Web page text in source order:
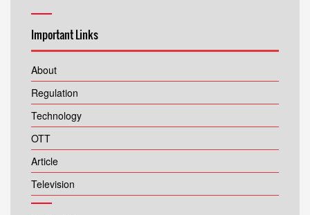
Important Links
About
Regulation
Technology
OTT
Article
Television